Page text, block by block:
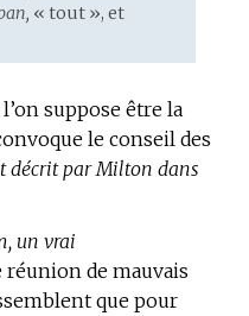
« tout », et
suppose être la
le conseil des
décrit par Milton dans
un vrai
réunion de mauvais
que pour